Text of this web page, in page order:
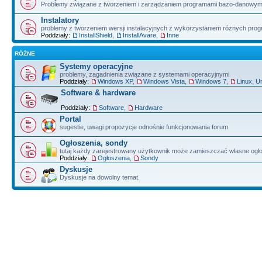
Problemy związane z tworzeniem i zarządzaniem programami bazo-
Instalatory
problemy z tworzeniem wersji instalacyjnych z wykorzystaniem różnych
Poddziały:
InstallShield InstallAvare Inne
RÓŻNE
Systemy operacyjne
problemy, zagadnienia związane z systemami operacyjnymi
Poddziały:
Windows XP, Windows Vista Windows 7 Linux,
Software & hardware
Poddziały: Software Hardware
Portal
sugestie, uwagi propozycje odnośnie funkcjonowania forum
Ogłoszenia, sondy
tutaj każdy zarejestrowany użytkownik może zamieszczać własne
Poddziały:
Ogłoszenia Sondy
Dyskusje
Dyskusje na dowolny temat.